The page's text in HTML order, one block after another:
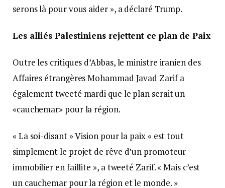
serons là pour vous aider », a déclaré Trump.
Les alliés Palestiniens rejettent ce plan de Paix
Outre les critiques d’Abbas, le ministre iranien des
Affaires étrangères Mohammad Javad Zarif a
également tweeté mardi que le plan serait un
«cauchemar» pour la région.
« La soi-disant » Vision pour la paix « est tout
simplement le projet de rêve d’un promoteur
immobilier en faillite », a tweeté Zarif. « Mais c’est
un cauchemar pour la région et le monde. »